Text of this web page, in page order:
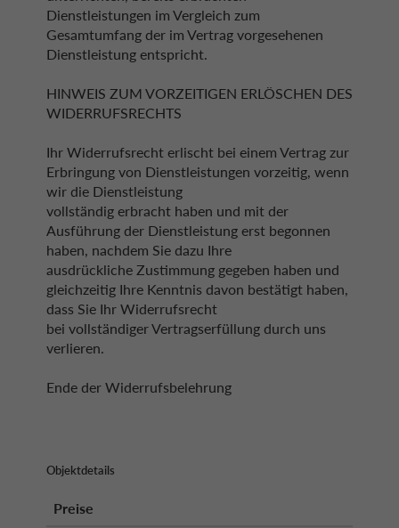
Dienstleistungen im Vergleich zum
Gesamtumfang der im Vertrag vorgesehenen
Dienstleistung entspricht.
HINWEIS ZUM VORZEITIGEN ERLÖSCHEN DES
WIDERRUFSRECHTS
Ihr Widerrufsrecht erlischt bei einem Vertrag zur
Erbringung von Dienstleistungen vorzeitig, wenn
wir die Dienstleistung
vollständig erbracht haben und mit der
Ausführung der Dienstleistung erst begonnen
haben, nachdem Sie dazu Ihre
ausdrückliche Zustimmung gegeben haben und
gleichzeitig Ihre Kenntnis davon bestätigt haben,
dass Sie Ihr Widerrufsrecht
bei vollständiger Vertragserfüllung durch uns
verlieren.
Ende der Widerrufsbelehrung
Objektdetails
Preise